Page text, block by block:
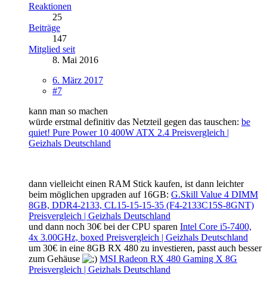
Reaktionen
25
Beiträge
147
Mitglied seit
8. Mai 2016
6. März 2017
#7
kann man so machen
würde erstmal definitiv das Netzteil gegen das tauschen: be
quiet! Pure Power 10 400W ATX 2.4 Preisvergleich |
Geizhals Deutschland
dann vielleicht einen RAM Stick kaufen, ist dann leichter
beim möglichen upgraden auf 16GB: G.Skill Value 4 DIMM
8GB, DDR4-2133, CL15-15-15-35 (F4-2133C15S-8GNT)
Preisvergleich | Geizhals Deutschland
und dann noch 30€ bei der CPU sparen Intel Core i5-7400,
4x 3.00GHz, boxed Preisvergleich | Geizhals Deutschland
um 30€ in eine 8GB RX 480 zu investieren, passt auch besser
zum Gehäuse
MSI Radeon RX 480 Gaming X 8G
Preisvergleich | Geizhals Deutschland